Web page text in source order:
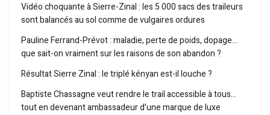
Vidéo choquante à Sierre-Zinal : les 5 000 sacs des traileurs
sont balancés au sol comme de vulgaires ordures
Pauline Ferrand-Prévot : maladie, perte de poids, dopage…
que sait-on vraiment sur les raisons de son abandon ?
Résultat Sierre Zinal : le triplé kényan est-il louche ?
Baptiste Chassagne veut rendre le trail accessible à tous…
tout en devenant ambassadeur d’une marque de luxe